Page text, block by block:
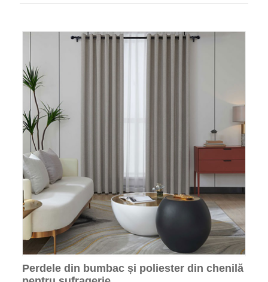
Perdele din bumbac și poliester din chenilă